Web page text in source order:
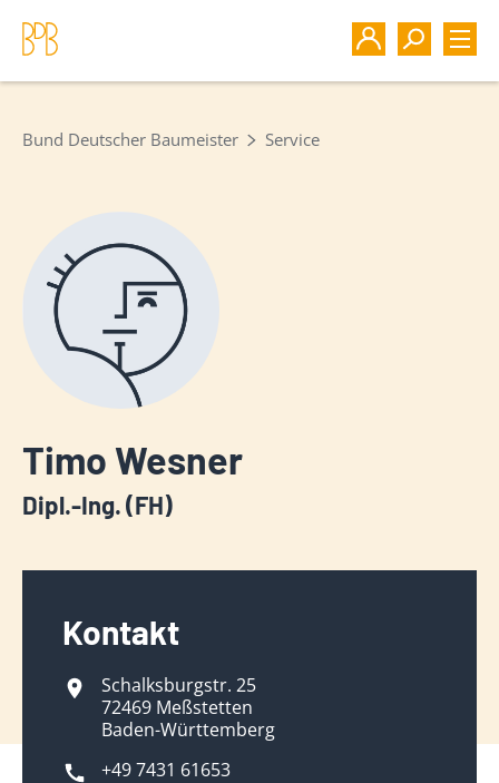
Bund Deutscher Baumeister Service
Timo Wesner
Dipl.-Ing. (FH)
Kontakt
Schalksburgstr. 25
72469 Meßstetten
Baden-Württemberg
+49 7431 61653